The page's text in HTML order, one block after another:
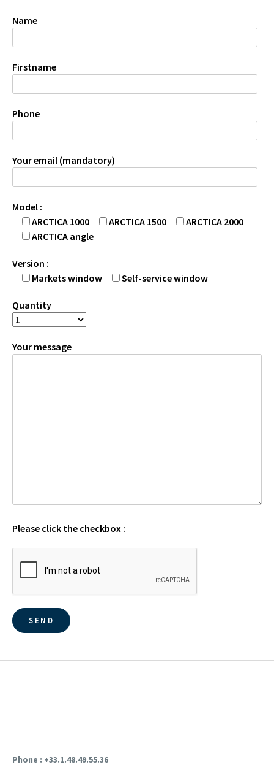
Name
Firstname
Phone
Your email (mandatory)
Model :
ARCTICA 1000
ARCTICA 1500
ARCTICA 2000
ARCTICA angle
Version :
Markets window
Self-service window
Quantity
Your message
Please click the checkbox :
Phone : +33.1.48.49.55.36